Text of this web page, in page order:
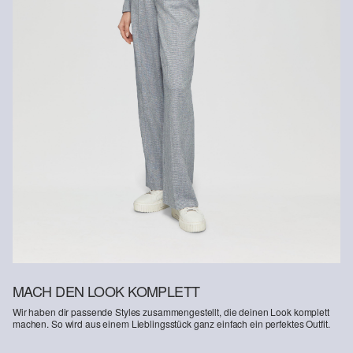
Im Bereich nachhaltig zertifizierter Fasern engagieren wir uns für
Naturfasern aus erneuerbaren Quellen. Ihre Rohstoffe sind
ressourcenschonend angebaut.
Supporting Better Cotton: Wenn Du dich für unsere
Baumwollprodukte entscheidest, unterstützt Du unsere Investition
in die Mission von Better Cotton, Gemeinschaften zu helfen
fortzubestehen und zu gedeihen; und gleichzeitig die Umwelt zu
schützen und wiederherzustellen. Better Cotton unterstützt
landwirtschaftliche Gemeinschaften in sozialer, ökologischer und
wirtschaftlicher Hinsicht, indem Landwirt: innen in nachhaltigeren
Anbaumethoden geschult werden. Dieses Produkt wird über ein
System der Massenbilanz erzeugt und enthält daher
möglicherweise kein Better Cotton. Mehr Informationen dazu
MACH DEN LOOK KOMPLETT
Wir haben dir passende Styles zusammengestellt, die deinen Look komplett
machen. So wird aus einem Lieblingsstück ganz einfach ein perfektes Outfit.